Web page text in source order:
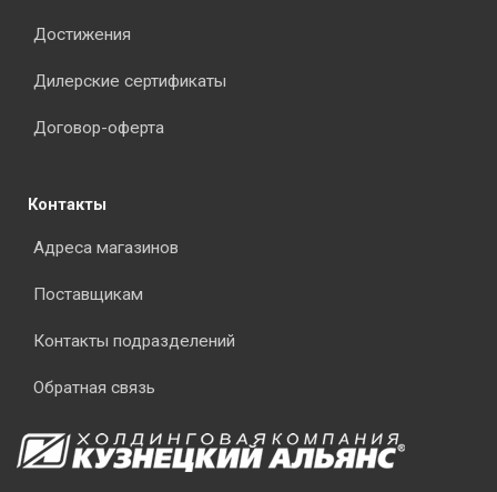
Достижения
Дилерские сертификаты
Договор-оферта
Контакты
Адреса магазинов
Поставщикам
Контакты подразделений
Обратная связь